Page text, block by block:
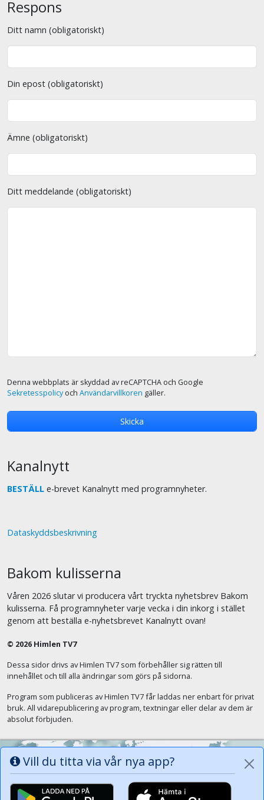
Respons
Ditt namn (obligatoriskt)
Din epost (obligatoriskt)
Ämne (obligatoriskt)
Ditt meddelande (obligatoriskt)
Denna webbplats är skyddad av reCAPTCHA och Google
Sekretesspolicyoch Användarvillkoren gäller.
Kanalnytt
BESTÄLL e-brevet Kanalnytt med programnyheter.
Dataskyddsbeskrivning
Bakom kulisserna
Våren 2026 slutar vi producera vårt tryckta nyhetsbrev Bakom
kulisserna. Få programnyheter varje vecka i din inkorg i stället
genom att beställa e-nyhetsbrevet Kanalnytt ovan!
Vill du titta via vår nya app?
© 2026 Himlen TV7
Dessa sidor drivs av Himlen TV7 som förbehåller sig rätten till
innehållet och till alla ändringar som görs på sidorna.
Program som publiceras av Himlen TV7 får laddas ner enbart för privat
bruk. All vidarepublicering av program, textningar eller delar av dem är
absolut förbjuden.
Alla tungor ska bekänna att Jesus Kristus
är Herren, Gud Fadern till ära. (Fil 2:11)